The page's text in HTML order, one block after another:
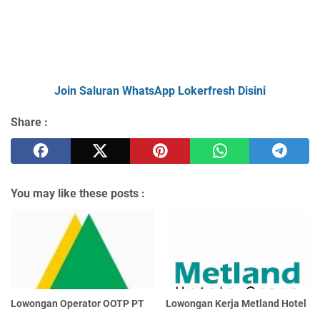
Join Saluran WhatsApp Lokerfresh Disini
Share :
You may like these posts :
Lowongan Operator OOTP PT
Lowongan Kerja Metland Hotel